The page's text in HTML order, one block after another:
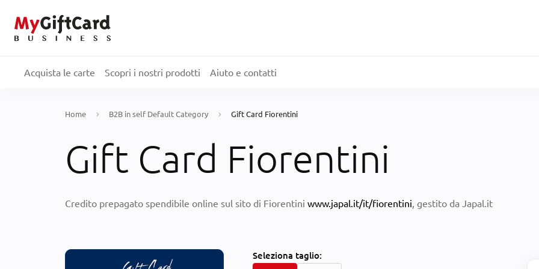
Acquista le carte Scopri i nostri prodotti Aiuto e contatti
Home B2B in self Default Category Gift Card Fiorentini
Gift Card Fiorentini
Credito prepagato spendibile online sul sito di Fiorentini www.japal.it/it/fiorentini , gestito da Japal.it
Seleziona taglio: